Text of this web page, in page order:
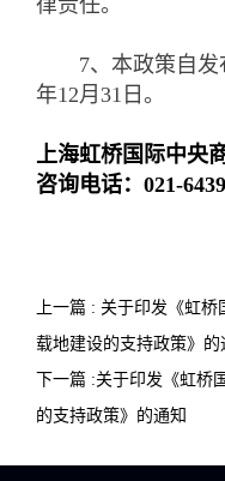
律责任。
7、本政策自发
年12月31日。
上海虹桥国际中央
咨询电话：021-
上一篇 : 关于印发《虹
载地建设的支持政策》的
下一篇 :关于印发《虹桥
的支持政策》的通知